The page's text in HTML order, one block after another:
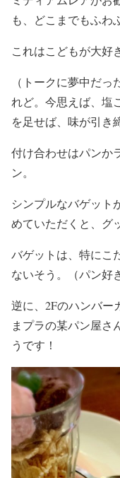
も、どこまでもふわ
これはこどもが大好
（トークに夢中だ
れど。今思えば、塩
を足せば、味が引き
付け合わせはパンか
ン。
シンプルなバゲット
めていただくと、グ
バゲットは、特にこ
ないそう。（パン好
逆に、2Fのハンバー
まプラの某パン屋さ
うです！